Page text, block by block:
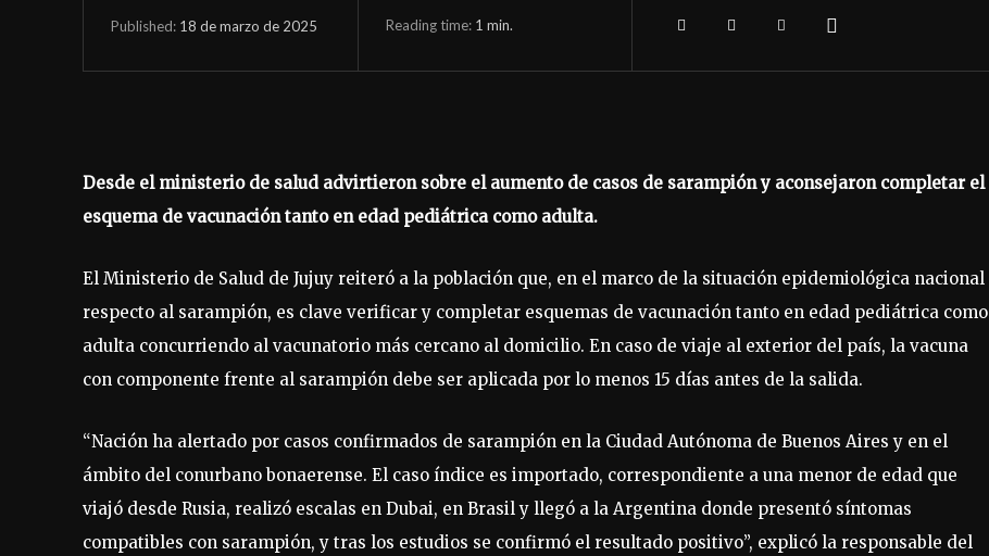
Published: 18 de marzo de 2025 Reading time: 1 min.
Desde el ministerio de salud advirtieron sobre el aumento de casos de sarampión y aconsejaron completar el
esquema de vacunación tanto en edad pediátrica como adulta.
El Ministerio de Salud de Jujuy reiteró a la población que, en el marco de la situación epidemiológica nacional
respecto al sarampión, es clave verificar y completar esquemas de vacunación tanto en edad pediátrica como
adulta concurriendo al vacunatorio más cercano al domicilio. En caso de viaje al exterior del país, la vacuna
con componente frente al sarampión debe ser aplicada por lo menos 15 días antes de la salida.
“Nación ha alertado por casos confirmados de sarampión en la Ciudad Autónoma de Buenos Aires y en el
ámbito del conurbano bonaerense. El caso índice es importado, correspondiente a una menor de edad que
viajó desde Rusia, realizó escalas en Dubai, en Brasil y llegó a la Argentina donde presentó síntomas
compatibles con sarampión, y tras los estudios se confirmó el resultado positivo”, explicó la responsable del